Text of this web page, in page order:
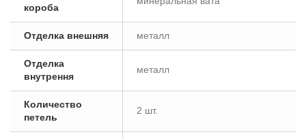
короба
Отделка внешняя металл
Отделка
внутрення
металл
Количество
петель
2 шт.